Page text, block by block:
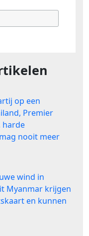
op een
Premier
harde
nooit meer
wind in
Myanmar krijgen
en kunnen